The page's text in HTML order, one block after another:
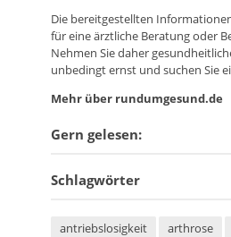
Die bereitgestellten
für eine ärztliche Beratung oder
Nehmen Sie daher
unbedingt ernst und suchen Sie
Mehr über rundumgesund.de
Gern gelesen:
Schlagwörter
antriebslosigkeit arthrose